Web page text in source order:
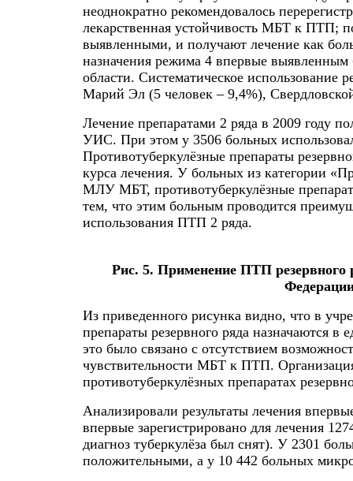
неоднократно рекомендовалось
лекарственная устойчивость МБТ к ПТП;
выявленными, и получают лечение как
назначения режима 4 впервые
области. Систематическое
Марий Эл (5 человек – 9,4%),
Лечение препаратами 2 ряда в 2009 году
УИС. При этом у 3506 больных
Противотуберкулёзные препараты
курса лечения. У больных из категории
МЛУ МБТ, противотуберкулёзные
тем, что этим больным проводится
использования ПТП 2 ряда.
Рис. 5. Применение ПТП резервного
Из приведенного рисунка видно, что в
препараты резервного ряда назначаются
это было связано с отсутствием
чувствительности МБТ к ПТП.
противотуберкулёзных препаратах
Анализировали результаты лечения
впервые зарегистрировано для лечения
диагноз туберкулёза был снят). У 2301
положительными, а у 10 442 больных